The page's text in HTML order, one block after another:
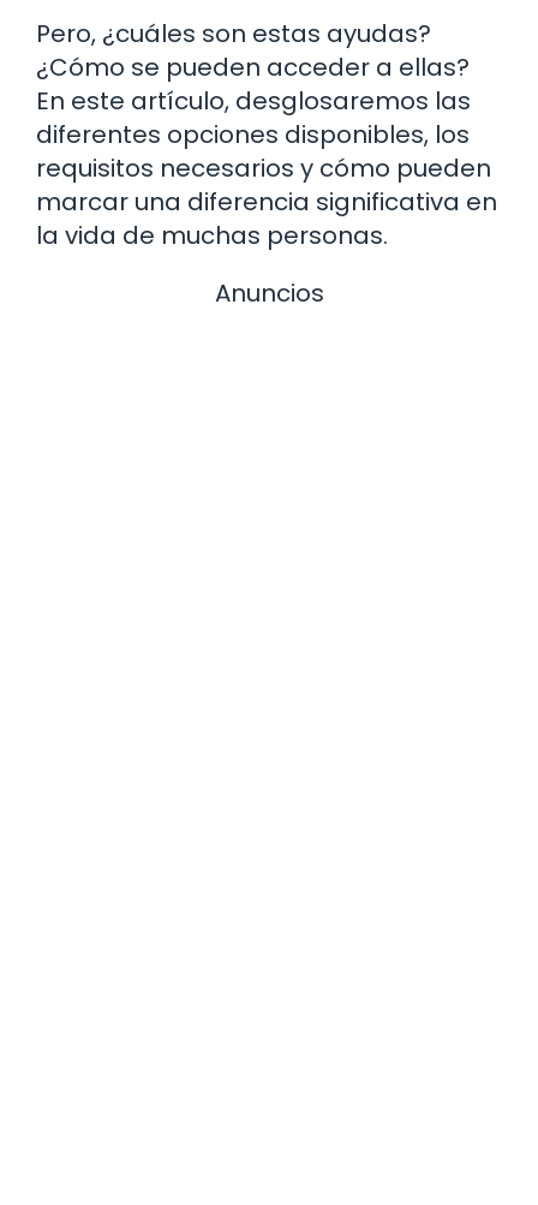
Pero, ¿cuáles son estas ayudas?
¿Cómo se pueden acceder a ellas?
En este artículo, desglosaremos las
diferentes opciones disponibles, los
requisitos necesarios y cómo pueden
marcar una diferencia significativa en
la vida de muchas personas.
Anuncios